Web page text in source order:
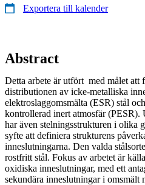
Exportera till kalender
Abstract
Detta arbete är utfört med målet att
distributionen av icke-metalliska
elektroslaggomsmälta (ESR) stål
kontrollerad inert atmosfär (PESR).
har även stelningsstrukturen i olika
syfte att definiera strukturens
inneslutningarna. Den valda
rostfritt stål. Fokus av arbetet är
oxidiska inneslutningar, med ett
sekundära inneslutningar i omsmält